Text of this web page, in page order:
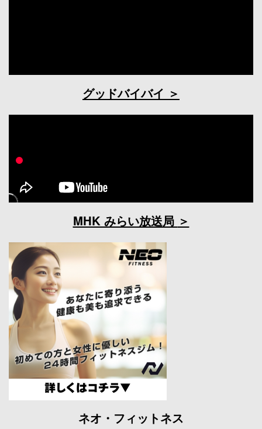
グッドバイバイ
MHK みらい放送局
ネオ・フィットネス